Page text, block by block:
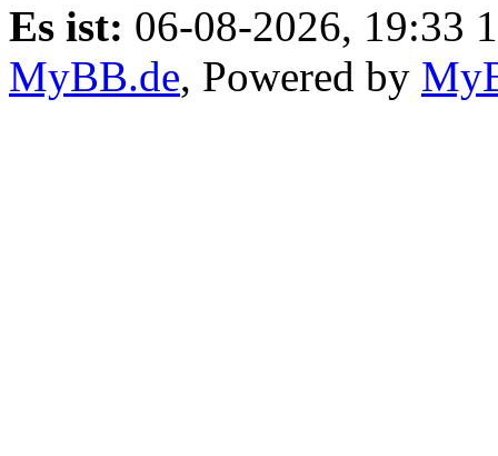
Es ist: 06-08-2026, 19:33
MyBB.de, Powered by